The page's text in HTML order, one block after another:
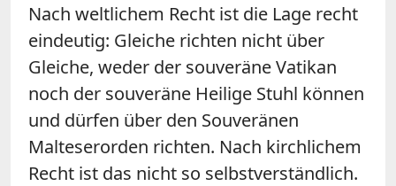
Nach weltlichem Recht ist die Lage recht
eindeutig: Gleiche richten nicht über
Gleiche, weder der souveräne Vatikan
noch der souveräne Heilige Stuhl können
und dürfen über den Souveränen
Malteserorden richten. Nach kirchlichem
Recht ist das nicht so selbstverständlich.